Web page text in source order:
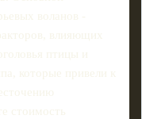
воланов -
влияющих
птицы и
которые привели к
стоимость